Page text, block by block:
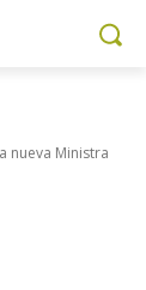
nueva Ministra